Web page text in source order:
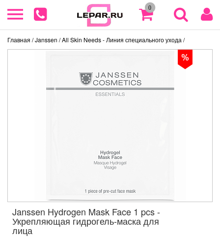
0
Главная / Janssen / All Skin Needs - Линия специального ухода /
Janssen Hydrogen Mask Face 1 pcs -
Укрепляющая гидрогель-маска для
лица